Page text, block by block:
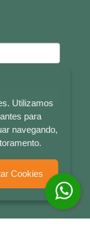
Utilizamos
para
navegando,
Cookies